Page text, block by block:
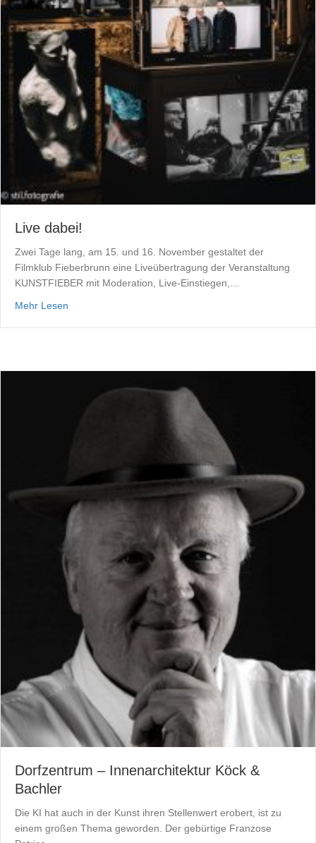
Live dabei!
Zwei Tage lang, am 15. und 16. November gestaltet der
Filmklub Fieberbrunn eine Liveübertragung der Veranstaltung
KUNSTFIEBER mit Moderation, Live-Einstiegen,…
Mehr Lesen
Dorfzentrum – Innenarchitektur Köck &
Bachler
Die KI hat auch in der Kunst ihren Stellenwert erobert, ist zu
einem großen Thema geworden. Der gebürtige Franzose